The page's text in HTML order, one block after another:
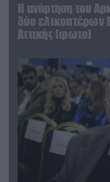
Η ανάρτηση του
δύο ελικοπτέρων
Αττικής (φωτο)